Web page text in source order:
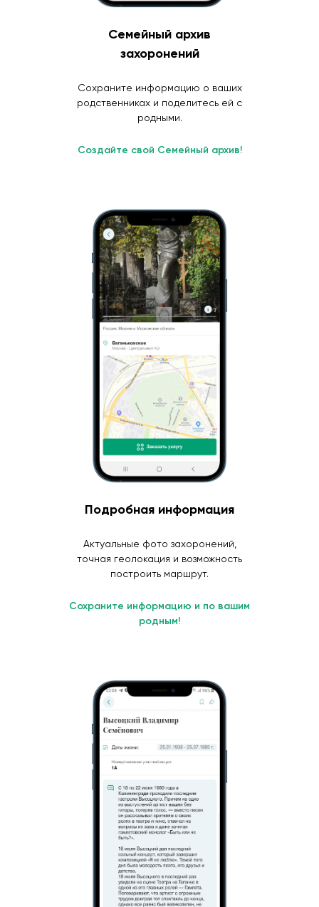
Семейный архив
захоронений
Сохраните информацию о ваших
родственниках и поделитесь ей с
родными.
Создайте свой Семейный архив!
Подробная информация
Актуальные фото захоронений,
точная геолокация и возможность
построить маршрут.
Сохраните информацию и по вашим
родным!